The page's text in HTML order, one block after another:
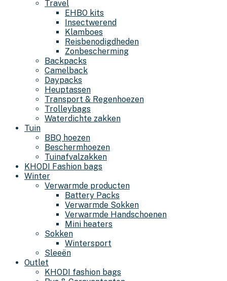
Travel
EHBO kits
Insectwerend
Klamboes
Reisbenodigdheden
Zonbescherming
Backpacks
Camelback
Daypacks
Heuptassen
Transport & Regenhoezen
Trolleybags
Waterdichte zakken
Tuin
BBQ hoezen
Beschermhoezen
Tuinafvalzakken
KHODI Fashion bags
Winter
Verwarmde producten
Battery Packs
Verwarmde Sokken
Verwarmde Handschoenen
Mini heaters
Sokken
Wintersport
Sleeën
Outlet
KHODI fashion bags